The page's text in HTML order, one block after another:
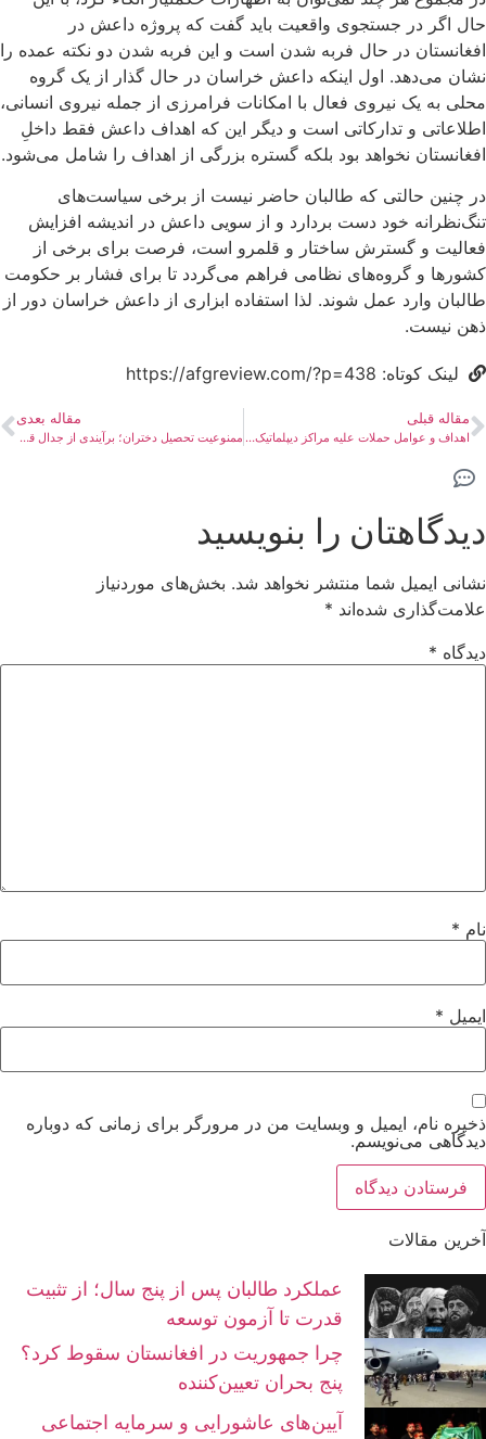
‌‌حال اگر در جستجوی واقعیت باید گفت که پروژه داعش در
افغانستان در حال فربه شدن است و این فربه شدن دو نکته عمده را
نشان می‌دهد. اول اینکه داعش خراسان در حال گذار از یک گروه
محلی به یک نیروی فعال با امکانات فرامرزی از جمله نیروی انسانی،‌
اطلاعاتی و تدارکاتی است و دیگر این که اهداف داعش فقط داخلِ
افغانستان نخواهد بود بلکه گستره بزرگی از اهداف را شامل می‌شود.
در چنین حالتی که طالبان حاضر نیست از برخی سیاست‌های
تنگ‌نظرانه خود دست بردارد و از سویی داعش در اندیشه افزایش
فعالیت و گسترش ساختار و قلمرو است، فرصت برای برخی از
کشورها و گروه‌های نظامی فراهم می‌گردد تا برای فشار بر حکومت
طالبان وارد عمل شوند. لذا استفاده ابزاری از داعش خراسان دور از
ذهن نیست.
لینک کوتاه: https://afgreview.com/?p=438
مقاله قبلی
اهداف و عوامل حملات علیه مراکز دیپلماتیک در افغانستان
مقاله بعدی
ممنوعیت تحصیل دختران؛ برآیندی از جدال قدرت در درون طالبان
دیدگاهتان را بنویسید
نشانی ایمیل شما منتشر نخواهد شد. بخش‌های موردنیاز
علامت‌گذاری شده‌اند *
دیدگاه *
نام *
ایمیل *
ذخیره نام، ایمیل و وبسایت من در مرورگر برای زمانی که دوباره
دیدگاهی می‌نویسم.
آخرین مقالات
عملکرد طالبان پس از پنج سال؛ از تثبیت
قدرت تا آزمون توسعه
چرا جمهوریت در افغانستان سقوط کرد؟
پنج بحران تعیین‌کننده
آیین‌های عاشورایی و سرمایه اجتماعی